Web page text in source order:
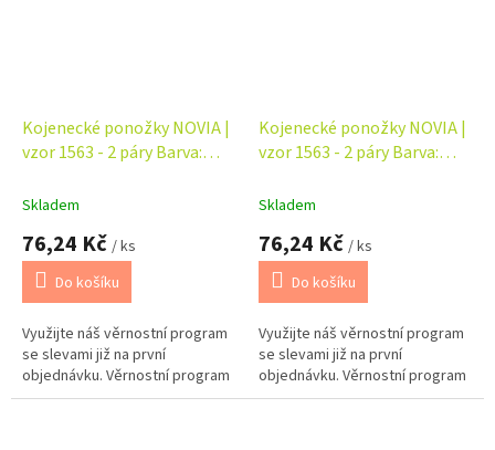
Kojenecké ponožky NOVIA |
vzor 1563 - 2 páry Barva:
Skladem
76,24 Kč / ks
Do košíku
Využijte náš věrnostní program
se slevami již na první
objednávku. Věrnostní program
Kojenecké ponožky NOVIA |
vzor 1563 - 2 páry Barva:
Skladem
76,24 Kč / ks
Do košíku
Využijte náš věrnostní program
se slevami již na první
objednávku. Věrnostní program